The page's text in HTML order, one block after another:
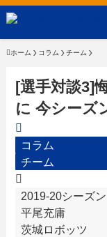
ホーム コラム チーム
[選手対談3]
に 今シーズ
コラム
チーム
2019-20シーズン
平尾充庸
茨城ロボッツ